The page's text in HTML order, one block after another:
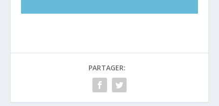
PARTAGER: